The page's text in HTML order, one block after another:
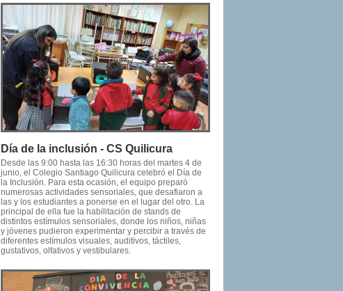
Día de la inclusión - CS Quilicura
Desde las 9:00 hasta las 16:30 horas del martes 4 de
junio, el Colegio Santiago Quilicura celebró el Día de
la Inclusión. Para esta ocasión, el equipo preparó
numerosas actividades sensoriales, que desafiaron a
las y los estudiantes a ponerse en el lugar del otro. La
principal de ella fue la habilitación de stands de
distintos estímulos sensoriales, donde los niños, niñas
y jóvenes pudieron experimentar y percibir a través de
diferentes estímulos visuales, auditivos, táctiles,
gustativos, olfativos y vestibulares.